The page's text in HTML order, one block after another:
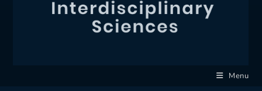
Menu